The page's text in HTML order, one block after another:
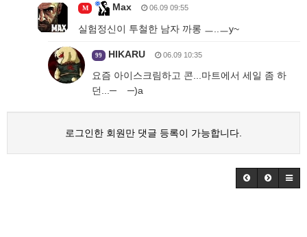
M Max 06.09 09:55
실험정신이 투철한 남자 까롱 ㅡ..ㅡy~
99 HIKARU 06.09 10:35
요즘 아이스크림하고 콘...마트에서 세일 좀 하
던...─ ─)a
로그인한 회원만 댓글 등록이 가능합니다.